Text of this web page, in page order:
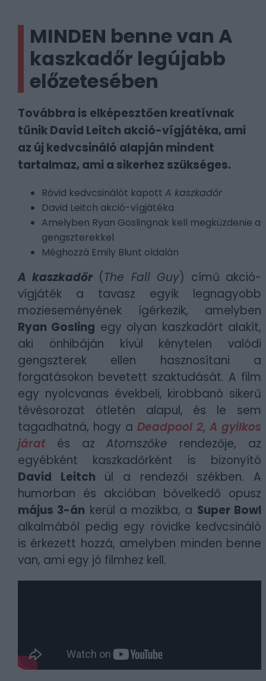
MINDEN benne van A
kaszkadőr legújabb
előzetesében
Továbbra is elképesztően kreatívnak
tűnik David Leitch akció-vígjátéka, ami
az új kedvcsináló alapján mindent
tartalmaz, ami a sikerhez szükséges.
Rövid kedvcsinálót kapott A kaszkadőr
David Leitch akció-vígjátéka
Amelyben Ryan Goslingnak kell megküzdenie a
gengszterekkel
Méghozzá Emily Blunt oldalán
A kaszkadőr(The Fall Guy) című akció-
vígjáték a tavasz egyik legnagyobb
mozieseményének ígérkezik, amelyben
Ryan Gosling egy olyan kaszkadőrt alakít,
aki önhibáján kívül kénytelen valódi
gengszterek ellen hasznosítani a
forgatásokon bevetett szaktudását. A film
egy nyolcvanas évekbeli, kirobbanó sikerű
tévésorozat ötletén alapul, és le sem
tagadhatná, hogy a Deadpool 2, A gyilkos
járat és azAtomszőke rendezője, az
egyébként kaszkadőrként is bizonyító
David Leitch ül a rendezői székben. A
humorban és akcióban bővelkedő opusz
május 3-án kerül a mozikba, a Super Bowl
alkalmából pedig egy rövidke kedvcsináló
is érkezett hozzá, amelyben minden benne
van, ami egy jó filmhez kell.